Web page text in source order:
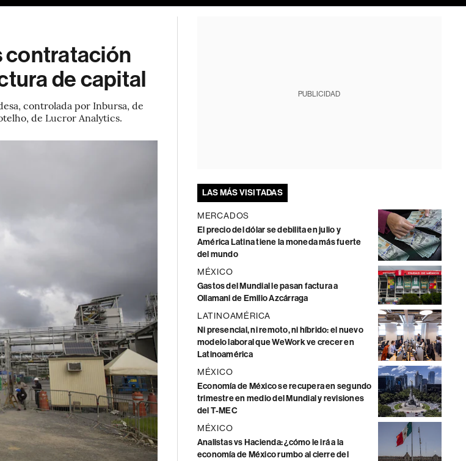
contratación
de capital
controlada por Inbursa, de
de Lucror Analytics.
PUBLICIDAD
LAS MÁS VISITADAS
MERCADOS
El precio del dólar se debilita en julio y
América Latina tiene la moneda más fuerte
del mundo
MÉXICO
Gastos del Mundial le pasan factura a
Ollamani de Emilio Azcárraga
LATINOAMÉRICA
Ni presencial, ni remoto, ni híbrido: el nuevo
modelo laboral que WeWork ve crecer en
Latinoamérica
MÉXICO
Economía de México se recupera en segundo
trimestre en medio del Mundial y revisiones
del T-MEC
MÉXICO
Analistas vs Hacienda: ¿cómo le irá a la
economía de México rumbo al cierre del